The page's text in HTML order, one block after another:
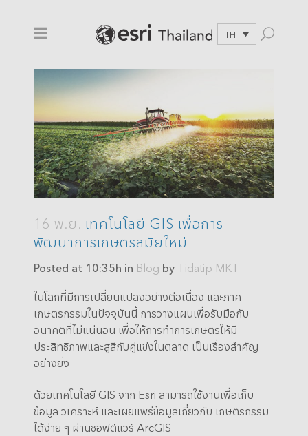
TH
16 พ.ย. เทคโนโลยี GIS เพื่อการ
พัฒนาการเกษตรสมัยใหม่
Posted at 10:35h in Blog by Tidatip MKT
ในโลกที่มีการเปลี่ยนแปลงอย่างต่อเนื่อง และภาค
เกษตรกรรมในปัจจุบันนี้ การวางแผนเพื่อรับมือกับ
อนาคตที่ไม่แน่นอน เพื่อให้การทำการเกษตรให้มี
ประสิทธิภาพและสูสีกับคู่แข่งในตลาด เป็นเรื่องสำคัญ
อย่างยิ่ง
ด้วยเทคโนโลยี GIS จาก Esri สามารถใช้งานเพื่อเก็บ
ข้อมูล วิเคราะห์ และเผยแพร่ข้อมูลเกี่ยวกับ เกษตรกรรม
ได้ง่าย ๆ ผ่านซอฟต์แวร์ ArcGIS